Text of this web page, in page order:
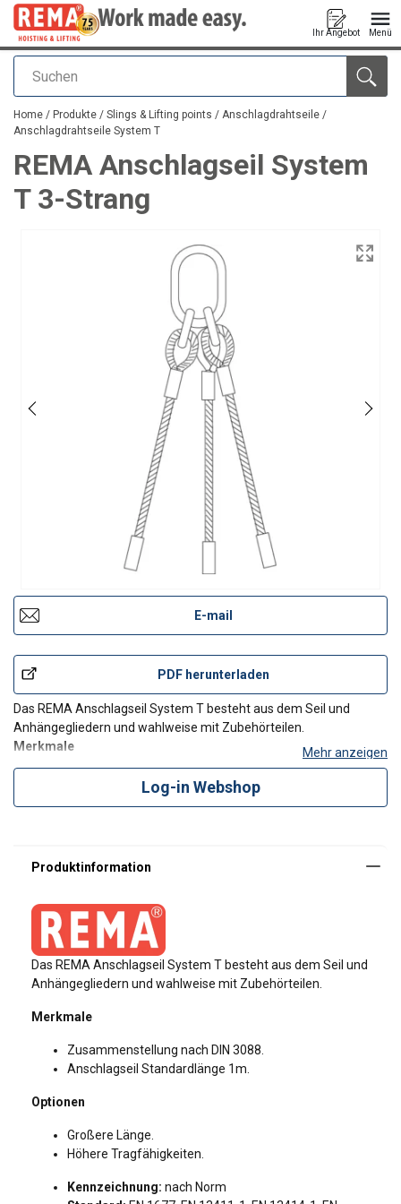
Suchen
Ihr Angebot Menü
Anfragen
Home / Produkte / Slings & Lifting points / Anschlagdrahtseile /
Anschlagdrahtseile System T
REMA Anschlagseil System
T 3-Strang
E-mail
PDF herunterladen
Das REMA Anschlagseil System T besteht aus dem Seil und
Anhängegliedern und wahlweise mit Zubehörteilen.
Merkmale
Zusammenstellung nach DIN 3088.
Anschlagseil Standardlänge 1m.
Mehr anzeigen
Log-in Webshop
Das REMA Anschlagseil System T besteht aus dem Seil und
Anhängegliedern und wahlweise mit Zubehörteilen.
Merkmale
Zusammenstellung nach DIN 3088.
Anschlagseil Standardlänge 1m.
Optionen
Großere Länge.
Höhere Tragfähigkeiten.
Kennzeichnung: nach Norm